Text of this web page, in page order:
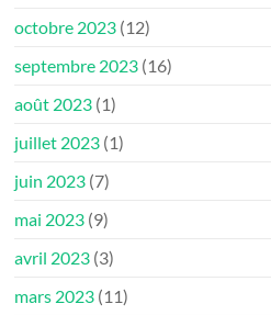
octobre 2023 (12)
septembre 2023 (16)
août 2023 (1)
juillet 2023 (1)
juin 2023 (7)
mai 2023 (9)
avril 2023 (3)
mars 2023 (11)